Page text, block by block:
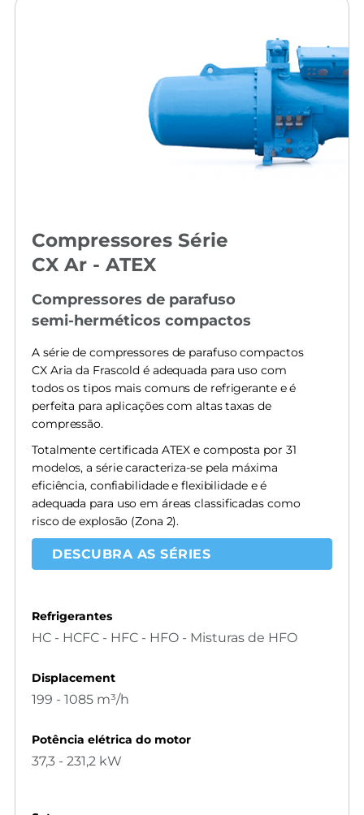
Compressores Série
CX Ar - ATEX
Compressores de parafuso
semi-herméticos compactos
A série de compressores de parafuso compactos
CX Aria da Frascold é adequada para uso com
todos os tipos mais comuns de refrigerante e é
perfeita para aplicações com altas taxas de
compressão.
Totalmente certificada ATEX e composta por 31
modelos, a série caracteriza-se pela máxima
eficiência, confiabilidade e flexibilidade e é
adequada para uso em áreas classificadas como
risco de explosão (Zona 2).
DESCUBRA AS SÉRIES
Refrigerantes
HC - HCFC - HFC - HFO - Misturas de HFO
Displacement
199 - 1085 m³/h
Potência elétrica do motor
37,3 - 231,2 kW